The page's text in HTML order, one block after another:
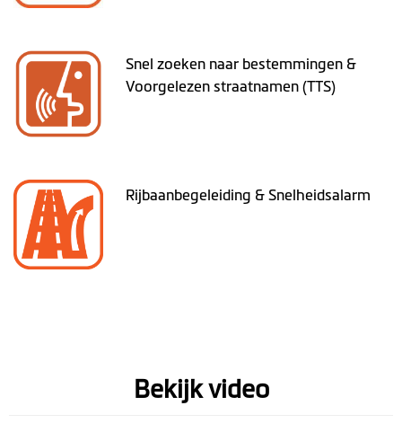
Snel zoeken naar bestemmingen &
Voorgelezen straatnamen (TTS)
Rijbaanbegeleiding & Snelheidsalarm
Bekijk video